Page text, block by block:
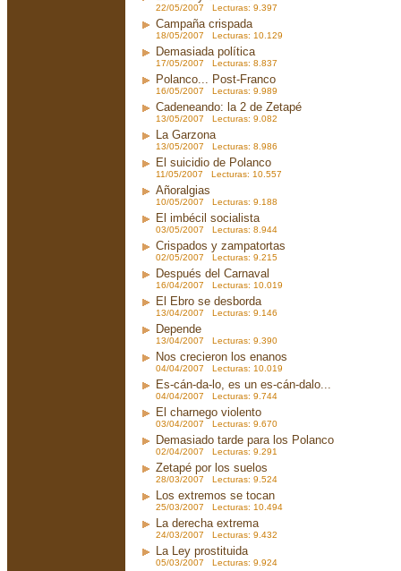
22/05/2007 Lecturas: 9.397
Campaña crispada
18/05/2007 Lecturas: 10.129
Demasiada política
17/05/2007 Lecturas: 8.837
Polanco... Post-Franco
16/05/2007 Lecturas: 9.989
Cadeneando: la 2 de Zetapé
13/05/2007 Lecturas: 9.082
La Garzona
13/05/2007 Lecturas: 8.986
El suicidio de Polanco
11/05/2007 Lecturas: 10.557
Añoralgias
10/05/2007 Lecturas: 9.188
El imbécil socialista
03/05/2007 Lecturas: 8.944
Crispados y zampatortas
02/05/2007 Lecturas: 9.215
Después del Carnaval
16/04/2007 Lecturas: 10.019
El Ebro se desborda
13/04/2007 Lecturas: 9.146
Depende
13/04/2007 Lecturas: 9.390
Nos crecieron los enanos
04/04/2007 Lecturas: 10.019
Es-cán-da-lo, es un es-cán-dalo...
04/04/2007 Lecturas: 9.744
El charnego violento
03/04/2007 Lecturas: 9.670
Demasiado tarde para los Polanco
02/04/2007 Lecturas: 9.291
Zetapé por los suelos
28/03/2007 Lecturas: 9.524
Los extremos se tocan
25/03/2007 Lecturas: 10.494
La derecha extrema
24/03/2007 Lecturas: 9.432
La Ley prostituida
05/03/2007 Lecturas: 9.924